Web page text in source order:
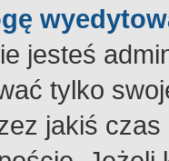
jesteś
tylko
jakiś